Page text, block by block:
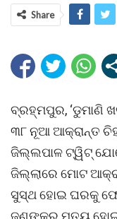
Share
ବ୍ରହ୍ମପୁର, ‘ଡୁମାଣି
୩୮ ନୂଆ ଆକ୍ରାନ୍ତ
ଜିଲ୍ଲପାଳ ଟ୍ୱିଟ୍‌
ଜିଲ୍ଲାରେ ମୋଟ
ସୁସ୍ଥ ହୋଇ ଘରକୁ
ଜଣଙ୍କର ମୃତ୍ୟୁ